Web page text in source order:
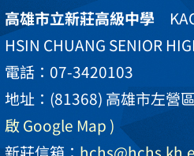
高雄市立新莊高級中學
HSIN CHUANG SENIOR
電話：07-3420103
地址：(81368) 高雄市左營
啟 Google Map )